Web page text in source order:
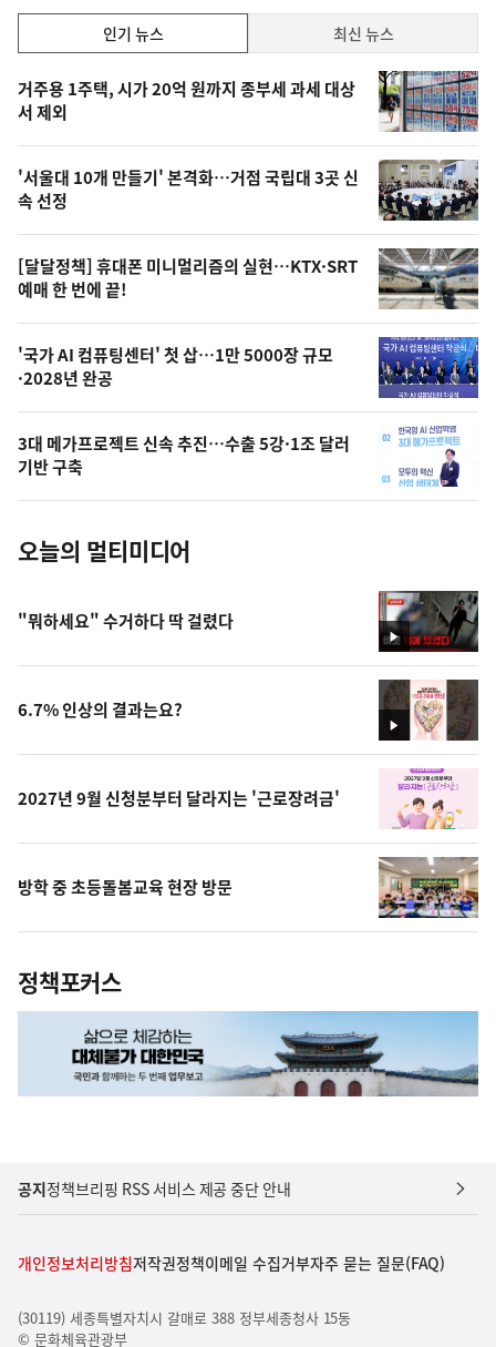
기,
최
신,
오
늘
의
영
상
오
의
사
진
인기 뉴스 최신 뉴스
인
기
뉴
스
거주용 1주택, 시가 20억 원까지 종부세 과세 대상
서 제외
'서울대 10개 만들기' 본격화…거점 국립대 3곳 신
속 선정
[달달정책] 휴대폰 미니멀리즘의 실현…KTX·SRT
예매 한 번에 끝!
'국가 AI 컴퓨팅센터' 첫 삽…1만 5000장 규모
·2028년 완공
3대 메가프로젝트 신속 추진…수출 5강·1조 달러
기반 구축
오늘의 멀티미디어
영
상
"뭐하세요" 수거하다 딱 걸렸다
영
상
6.7% 인상의 결과는요?
2027년 9월 신청분부터 달라지는 '근로장려금'
방학 중 초등돌봄교육 현장 방문
정책포커스
공지정책브리핑 RSS 서비스 제공 중단 안내
개인정보처리방침저작권정책이메일 수집거부자주 묻는 질문(FAQ)
(30119) 세종특별자치시 갈매로 388 정부세종청사 15동
© 문화체육관광부